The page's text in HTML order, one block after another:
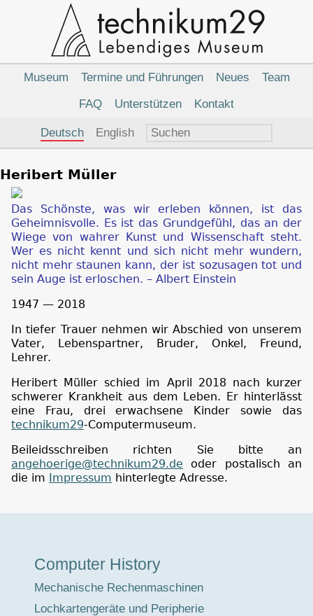
Das Schönste, was wir erleben können, ist das
Geheimnisvolle. Es ist das Grundgefühl, das an der
Wiege von wahrer Kunst und Wissenschaft steht.
Wer es nicht kennt und sich nicht mehr wundern,
nicht mehr staunen kann, der ist sozusagen tot und
sein Auge ist erloschen. – Albert Einstein
Heribert Müller
1947 — 2018
In tiefer Trauer nehmen wir Abschied von unserem
Vater, Lebenspartner, Bruder, Onkel, Freund,
Lehrer.
Heribert Müller schied im April 2018 nach kurzer
schwerer Krankheit aus dem Leben. Er hinterlässt
eine Frau, drei erwachsene Kinder sowie das
technikum29-Computermuseum.
Beileidsschreiben richten Sie bitte an
angehoerige@technikum29.de oder postalisch an
die im Impressum hinterlegte Adresse.
Computer History
Mechanische Rechenmaschinen
Lochkartengeräte und Peripherie
Hauptnavigation
Museum Termine und Führungen Neues
Team
FAQ
Unterstützen Kontakt
Sprachauswahl
Deutsch English